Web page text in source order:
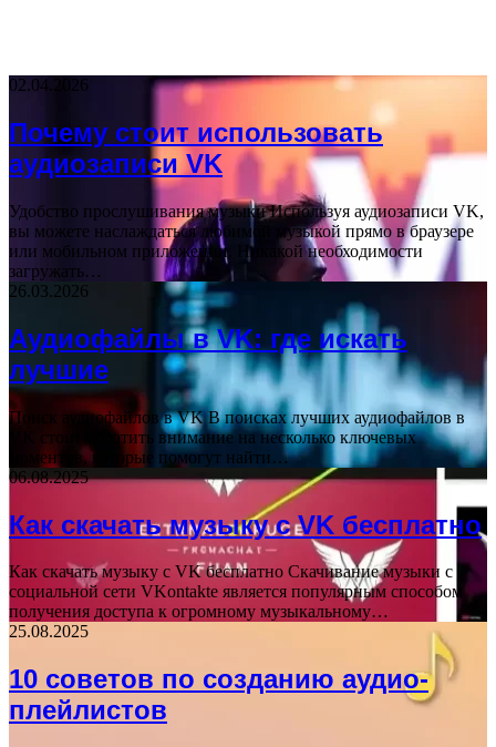
02.04.2026
Почему стоит использовать
аудиозаписи VK
Удобство прослушивания музыки Используя аудиозаписи VK,
вы можете наслаждаться любимой музыкой прямо в браузере
или мобильном приложении. Никакой необходимости
загружать…
26.03.2026
Аудиофайлы в VK: где искать
лучшие
Поиск аудиофайлов в VK В поисках лучших аудиофайлов в
VK стоит обратить внимание на несколько ключевых
моментов, которые помогут найти…
06.08.2025
Как скачать музыку с VK бесплатно
Как скачать музыку с VK бесплатно Скачивание музыки с
социальной сети VKontakte является популярным способом
получения доступа к огромному музыкальному…
25.08.2025
10 советов по созданию аудио-
плейлистов